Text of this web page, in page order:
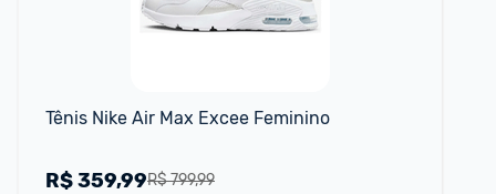
Tênis Nike Air Max Excee Feminino
R$ 799,99
R$359,99